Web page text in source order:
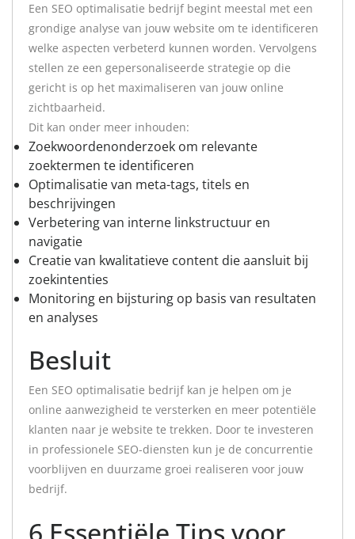
Een SEO optimalisatie bedrijf begint meestal met een
grondige analyse van jouw website om te identificeren
welke aspecten verbeterd kunnen worden. Vervolgens
stellen ze een gepersonaliseerde strategie op die
gericht is op het maximaliseren van jouw online
zichtbaarheid.
Dit kan onder meer inhouden:
Zoekwoordenonderzoek om relevante
zoektermen te identificeren
Optimalisatie van meta-tags, titels en
beschrijvingen
Verbetering van interne linkstructuur en
navigatie
Creatie van kwalitatieve content die aansluit bij
zoekintenties
Monitoring en bijsturing op basis van resultaten
en analyses
Besluit
Een SEO optimalisatie bedrijf kan je helpen om je
online aanwezigheid te versterken en meer potentiële
klanten naar je website te trekken. Door te investeren
in professionele SEO-diensten kun je de concurrentie
voorblijven en duurzame groei realiseren voor jouw
bedrijf.